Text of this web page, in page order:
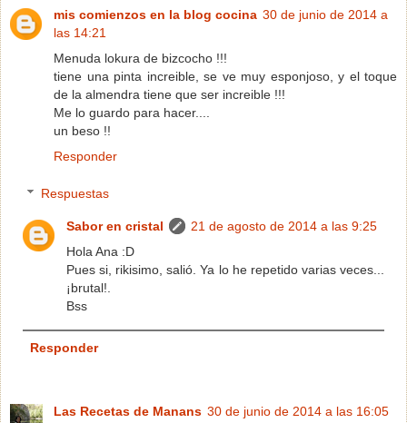
mis comienzos en la blog cocina 30 de junio de 2014 a
las 14:21
Menuda lokura de bizcocho !!!
tiene una pinta increible, se ve muy esponjoso, y el toque
de la almendra tiene que ser increible !!!
Me lo guardo para hacer....
un beso !!
Responder
Respuestas
Sabor en cristal
21 de agosto de 2014 a las 9:25
Hola Ana :D
Pues si, rikisimo, salió. Ya lo he repetido varias veces...
¡brutal!.
Bss
Responder
Las Recetas de Manans 30 de junio de 2014 a las 16:05